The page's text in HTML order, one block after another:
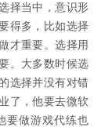
择当中，意识形
得多，比如选择
才重要。选择用
。大多数时候选
选择并没有对错
了，他要去微软
要做游戏代练也